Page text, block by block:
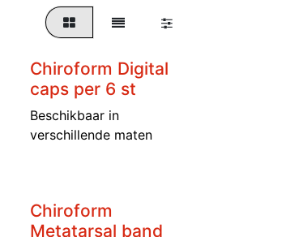
Chiroform Digital
caps per 6 st
Beschikbaar in
verschillende maten
Chiroform
Metatarsal band